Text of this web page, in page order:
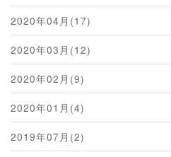
2020年04月(17)
2020年03月(12)
2020年02月(9)
2020年01月(4)
2019年07月(2)